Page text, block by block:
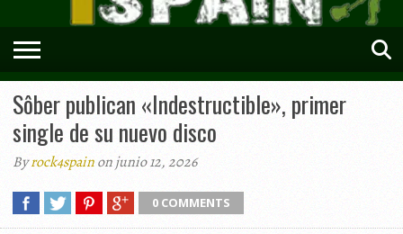
Sôber publican «Indestructible», primer
single de su nuevo disco
Byrock4spainon junio 12, 2026
0 COMMENTS